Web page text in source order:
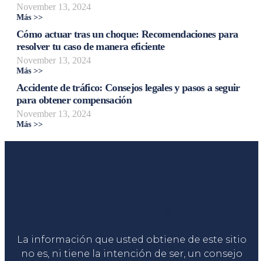
November 13, 2024
Más >>
Cómo actuar tras un choque: Recomendaciones para
resolver tu caso de manera eficiente
November 13, 2024
Más >>
Accidente de tráfico: Consejos legales y pasos a seguir
para obtener compensación
November 13, 2024
Más >>
La información que usted obtiene de este sitio
no es, ni tiene la intención de ser, un consejo